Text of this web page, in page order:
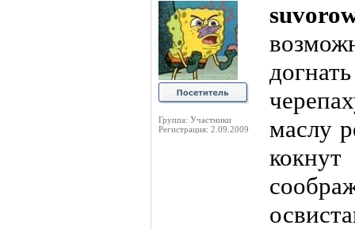
Группа: Участники
Регистрация: 2.09.2009
маслу